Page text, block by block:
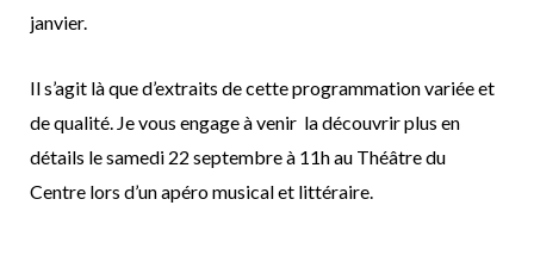
janvier.
Il s’agit là que d’extraits de cette programmation variée et
de qualité. Je vous engage à venir la découvrir plus en
détails le samedi 22 septembre à 11h au Théâtre du
Centre lors d’un apéro musical et littéraire.